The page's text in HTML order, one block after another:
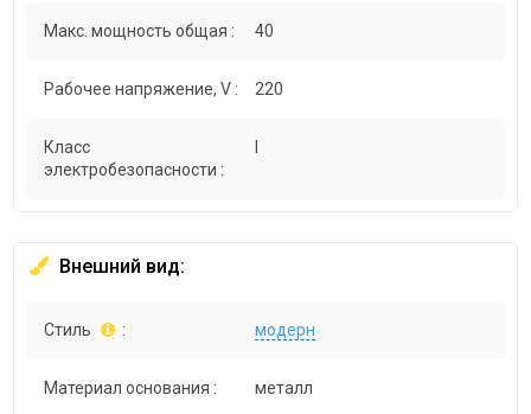
Макс. мощность общая : 40
Рабочее напряжение, V : 220
Класс
электробезопасности :
Внешний вид:
Стиль : модерн
Материал основания : металл